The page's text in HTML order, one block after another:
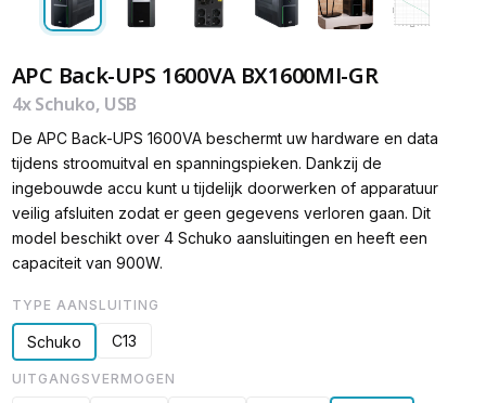
APC Back-UPS 1600VA BX1600MI-GR
4x Schuko, USB
De APC Back-UPS 1600VA beschermt uw hardware en data
tijdens stroomuitval en spanningspieken. Dankzij de
ingebouwde accu kunt u tijdelijk doorwerken of apparatuur
veilig afsluiten zodat er geen gegevens verloren gaan. Dit
model beschikt over 4 Schuko aansluitingen en heeft een
capaciteit van 900W.
TYPE AANSLUITING
Schuko C13
UITGANGSVERMOGEN